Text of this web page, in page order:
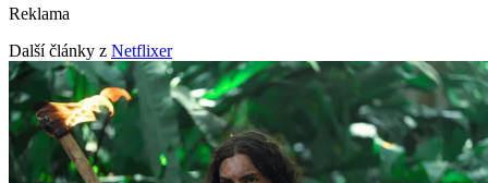
Reklama
Další články z Netflixer